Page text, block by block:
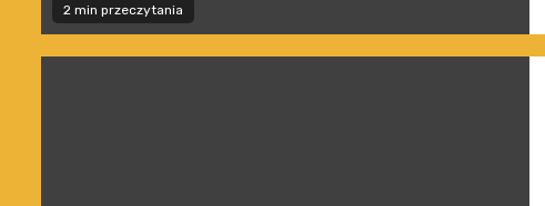
2 min przeczytania